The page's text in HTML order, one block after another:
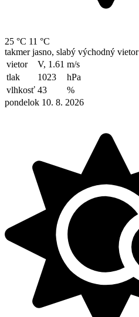
25 °C 11 °C
takmer jasno, slabý východný vietor
vietor
V, 1.61 m/s
tlak
1023
hPa
vlhkosť 43
%
pondelok 10. 8. 2026